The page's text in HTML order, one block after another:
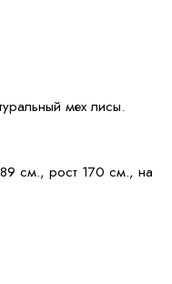
мех лисы.
см., рост 170 см., на